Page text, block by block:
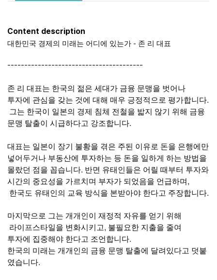
Content description
대한민국 경제의 미래는 어디에 있는가 - 존 리 대표
----------------------------------------
존 리 대표는 한국의 젊은 세대가 금융 문맹을 벗어나
투자에 관심을 갖는 것에 대해 매우 긍정적으로 평가합니다.
문맹 탈출이 시급하다고 강조합니다.
넣어두거나 부동산에 투자하는 등 돈을 일하게 하는 방법을
시간의 중요성을 가르치며 부자가 되었음을 언급하며,
한국도 유태인의 교육 방식을 본받아야 한다고 주장합니다.
마지막으로 그는 개개인이 재정적 자유를 얻기 위해
라이프스타일을 변화시키고, 불필요한 지출을 줄여
투자에 집중해야 한다고 조언합니다.
한국의 미래는 개개인의 금융 문맹 탈출에 달려있다고 덧붙
였습니다.